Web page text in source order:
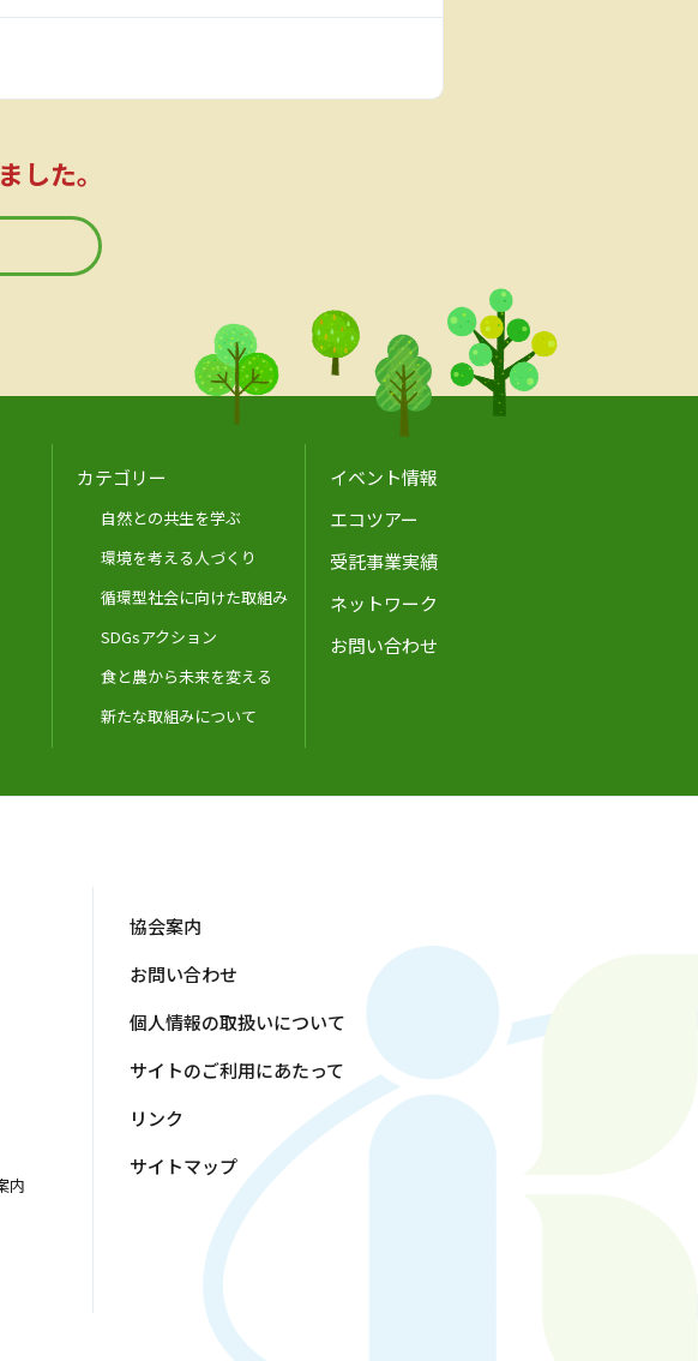
した。
カテゴリー
自然との共生を学ぶ
環境を考える人づくり
循環型社会に向けた取組み
SDGsアクション
食と農から未来を変える
新たな取組みについて
イベント情報
エコツアー
受託事業実績
ネットワーク
お問い合わせ
内
協会案内
お問い合わせ
個人情報の取扱いについて
サイトのご利用にあたって
リンク
サイトマップ